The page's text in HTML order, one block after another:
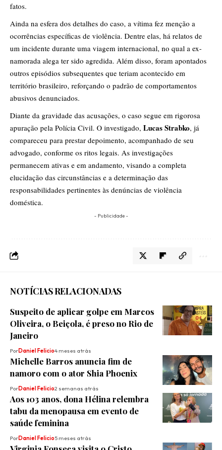
fatos.
Ainda na esfera dos detalhes do caso, a vítima fez menção a
ocorrências específicas de violência. Dentre elas, há relatos de
um incidente durante uma viagem internacional, no qual a ex-
namorada alega ter sido agredida. Além disso, foram apontados
outros episódios subsequentes que teriam acontecido em
território brasileiro, reforçando o padrão de comportamentos
abusivos denunciados.
Diante da gravidade das acusações, o caso segue em rigorosa
apuração pela Polícia Civil. O investigado, Lucas Strabko, já
compareceu para prestar depoimento, acompanhado de seu
advogado, conforme os ritos legais. As investigações
permanecem ativas e em andamento, visando a completa
elucidação das circunstâncias e a determinação das
responsabilidades pertinentes às denúncias de violência
doméstica.
- Publicidade -
NOTÍCIAS RELACIONADAS
Suspeito de aplicar golpe em Marcos
Oliveira, o Beiçola, é preso no Rio de
Janeiro
PorDaniel Felicio4 meses atrás
Michelle Barros anuncia fim de
namoro com o ator Shia Phoenix
PorDaniel Felicio2 semanas atrás
Aos 103 anos, dona Hélina relembra
tabu da menopausa em evento de
saúde feminina
PorDaniel Felicio5 meses atrás